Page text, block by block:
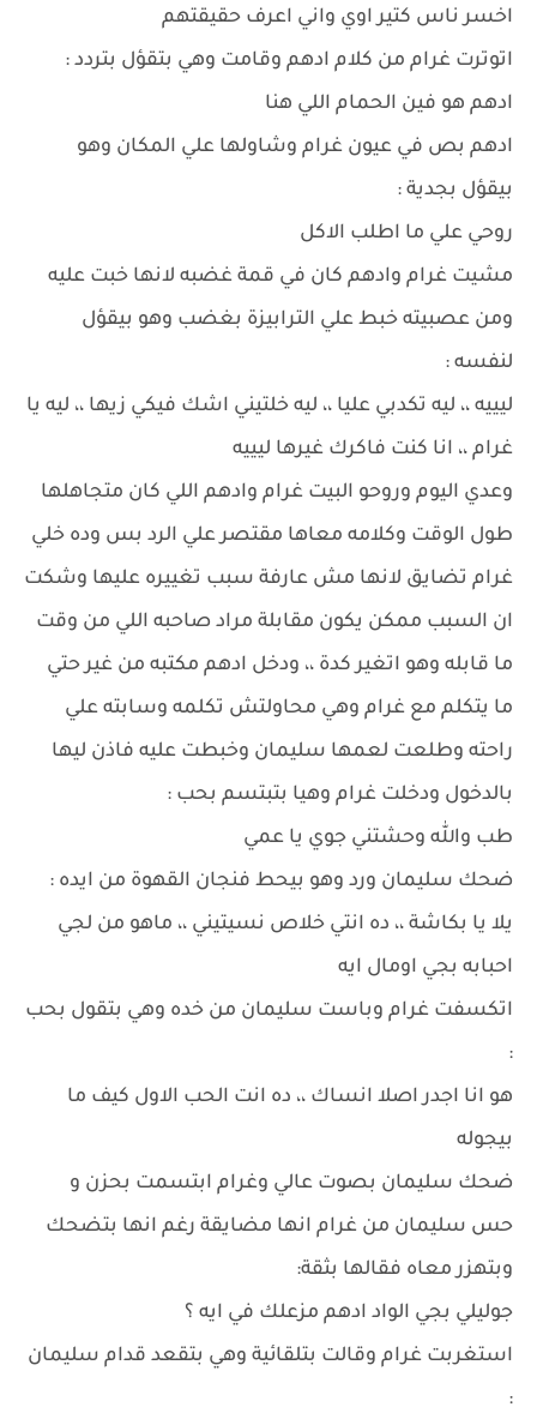
اخسر ناس كتير اوي واني اعرف حقيقتهم
اتوترت غرام من كلام ادهم وقامت وهي بتقؤل بتردد :
ادهم هو فين الحمام اللي هنا
ادهم بص في عيون غرام وشاولها علي المكان وهو
بيقؤل بجدية :
روحي علي ما اطلب الاكل
مشيت غرام وادهم كان في قمة غضبه لانها خبت عليه
ومن عصبيته خبط علي الترابيزة بغضب وهو بيقؤل
لنفسه :
ليييه ،، ليه تكدبي عليا ،، ليه خلتيني اشك فيكي زيها ،، ليه يا
غرام ،، انا كنت فاكرك غيرها ليييه
وعدي اليوم وروحو البيت غرام وادهم اللي كان متجاهلها
طول الوقت وكلامه معاها مقتصر علي الرد بس وده خلي
غرام تضايق لانها مش عارفة سبب تغييره عليها وشكت
ان السبب ممكن يكون مقابلة مراد صاحبه اللي من وقت
ما قابله وهو اتغير كدة ،، ودخل ادهم مكتبه من غير حتي
ما يتكلم مع غرام وهي محاولتش تكلمه وسابته علي
راحته وطلعت لعمها سليمان وخبطت عليه فاذن ليها
بالدخول ودخلت غرام وهيا بتبتسم بحب :
طب والله وحشتني جوي يا عمي
ضحك سليمان ورد وهو بيحط فنجان القهوة من ايده :
يلا يا بكاشة ،، ده انتي خلاص نسيتيني ،، ماهو من لجي
احبابه بجي اومال ايه
اتكسفت غرام وباست سليمان من خده وهي بتقول بحب
:
هو انا اجدر اصلا انساك ،، ده انت الحب الاول كيف ما
بيجوله
ضحك سليمان بصوت عالي وغرام ابتسمت بحزن و
حس سليمان من غرام انها مضايقة رغم انها بتضحك
وبتهزر معاه فقالها بثقة:
جوليلي بجي الواد ادهم مزعلك في ايه ؟
استغربت غرام وقالت بتلقائية وهي بتقعد قدام سليمان
: